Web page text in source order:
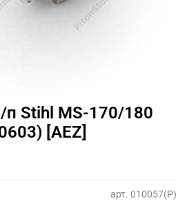
арт. 010057(P)
Stihl MS-170/180
[AEZ]